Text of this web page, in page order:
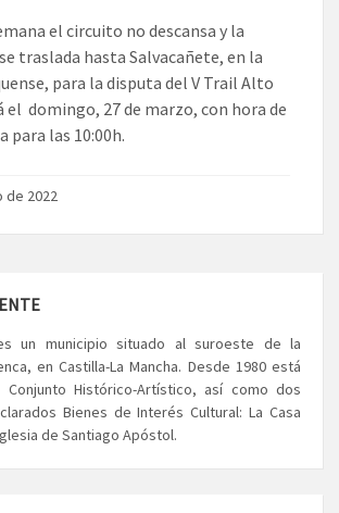
el circuito no descansa y la
traslada hasta Salvacañete, en la
para la disputa del V Trail Alto
el domingo, 27 de marzo, con hora de
para las 10:00h.
de 2022
un municipio situado al suroeste de la
en Castilla-La Mancha. Desde 1980 está
Conjunto Histórico-Artístico, así como dos
Bienes de Interés Cultural: La Casa
de Santiago Apóstol.